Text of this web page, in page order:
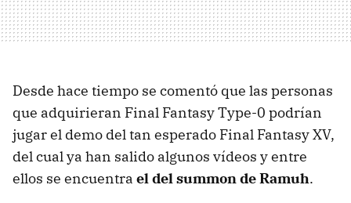
Desde hace tiempo se comentó que las personas
que adquirieran Final Fantasy Type-0 podrían
jugar el demo del tan esperado Final Fantasy XV,
del cual ya han salido algunos vídeos y entre
ellos se encuentra el del summon de Ramuh.